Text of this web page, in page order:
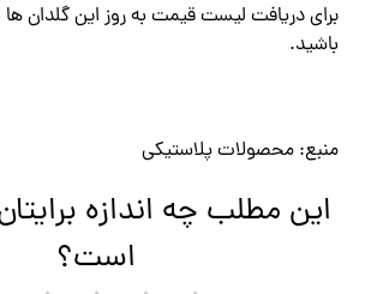
برای دریافت لیست قیمت به روز این گلدان ها
باشید.
منبع: محصولات پلاستیکی
این مطلب چه اندازه
است؟